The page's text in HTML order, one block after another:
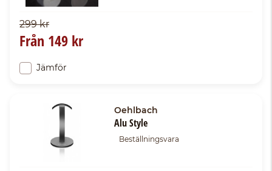
299 kr
Från 149 kr
Jämför
Oehlbach
Alu Style
Beställningsvara